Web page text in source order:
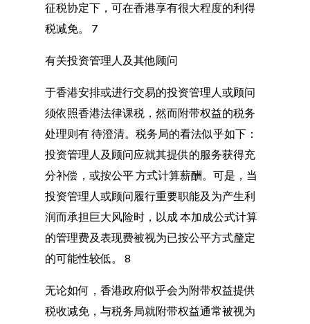
征税协定下，可在香港享有很大程度的利得
税减免。 7
有关投资管理人及其他顾问
于香港安排或进行交易的投资管理人或顾问
须依照香港法律课税，然而附带权益的税务
处理则有 待澄清。税务局的看法似乎如下：
投资管理人及顾问应就其提供的服务获得充
分补偿，或按公平 方式计算薪酬。可是，当
投资管理人或顾问履行重要职能及为产生利
润而承担巨大风险时，以成 本加成公式计算
的管理费及表现费被视为已按公平方式釐定
的可能性较低。 8
无论如何，香港政府似乎会为附带权益提供
税收减免，与税务局就附带权益通常被视为